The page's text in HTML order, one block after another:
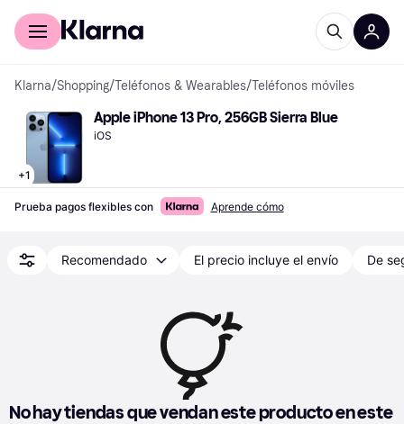
Comprar con Klarna
Klarna/Shopping/Teléfonos & Wearables/Teléfonos móviles
+1
Apple iPhone 13 Pro, 256GB Sierra Blue
iOS
Prueba pagos flexibles con Aprende cómo
Recomendado El precio incluye el envío De
No hay tiendas que vendan este producto en este